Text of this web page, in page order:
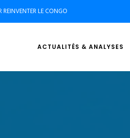
REINVENTER LE CONGO
ACTUALITÉS & ANALYSES